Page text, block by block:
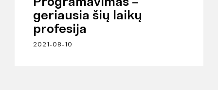
geriausia šių laikų
profesija
2021-08-10